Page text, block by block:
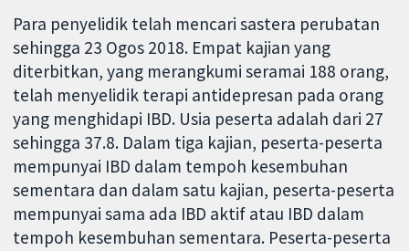
Para penyelidik telah mencari sastera perubatan
sehingga 23 Ogos 2018. Empat kajian yang
diterbitkan, yang merangkumi seramai 188 orang,
telah menyelidik terapi antidepresan pada orang
yang menghidapi IBD. Usia peserta adalah dari 27
sehingga 37.8. Dalam tiga kajian, peserta-peserta
mempunyai IBD dalam tempoh kesembuhan
sementara dan dalam satu kajian, peserta-peserta
mempunyai sama ada IBD aktif atau IBD dalam
tempoh kesembuhan sementara. Peserta-peserta